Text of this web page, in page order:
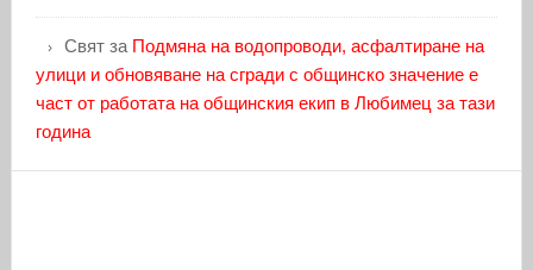
Святза Подмяна на водопроводи, асфалтиране на
улици и обновяване на сгради с общинско значение е
част от работата на общинския екип в Любимец за тази
година